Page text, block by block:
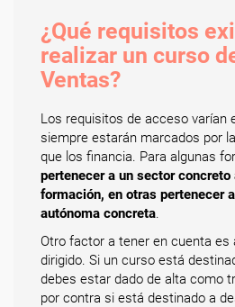
¿Qué requisitos
realizar un curso
Ventas?
Los requisitos de acceso varían
siempre estarán marcados por
que los financia. Para algunas
pertenecer a un sector
formación, en otras pertenecer
autónoma concreta.
Otro factor a tener en cuenta es
dirigido. Si un curso está
debes estar dado de alta como
por contra si está destinado a